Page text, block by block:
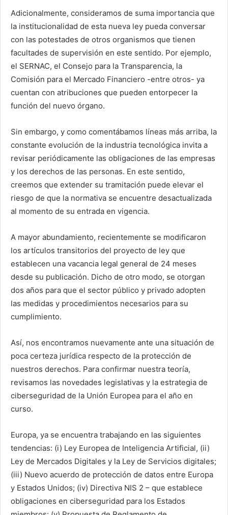
Adicionalmente, consideramos de suma importancia que
la institucionalidad de esta nueva ley pueda conversar
con las potestades de otros organismos que tienen
facultades de supervisión en este sentido. Por ejemplo,
el SERNAC, el Consejo para la Transparencia, la
Comisión para el Mercado Financiero -entre otros- ya
cuentan con atribuciones que pueden entorpecer la
función del nuevo órgano.
Sin embargo, y como comentábamos líneas más arriba, la
constante evolución de la industria tecnológica invita a
revisar periódicamente las obligaciones de las empresas
y los derechos de las personas. En este sentido,
creemos que extender su tramitación puede elevar el
riesgo de que la normativa se encuentre desactualizada
al momento de su entrada en vigencia.
A mayor abundamiento, recientemente se modificaron
los artículos transitorios del proyecto de ley que
establecen una vacancia legal general de 24 meses
desde su publicación. Dicho de otro modo, se otorgan
dos años para que el sector público y privado adopten
las medidas y procedimientos necesarios para su
cumplimiento.
Así, nos encontramos nuevamente ante una situación de
poca certeza jurídica respecto de la protección de
nuestros derechos. Para confirmar nuestra teoría,
revisamos las novedades legislativas y la estrategia de
ciberseguridad de la Unión Europea para el año en
curso.
Europa, ya se encuentra trabajando en las siguientes
tendencias: (i) Ley Europea de Inteligencia Artificial, (ii)
Ley de Mercados Digitales y la Ley de Servicios digitales;
(iii) Nuevo acuerdo de protección de datos entre Europa
y Estados Unidos; (iv) Directiva NIS 2 – que establece
obligaciones en ciberseguridad para los Estados